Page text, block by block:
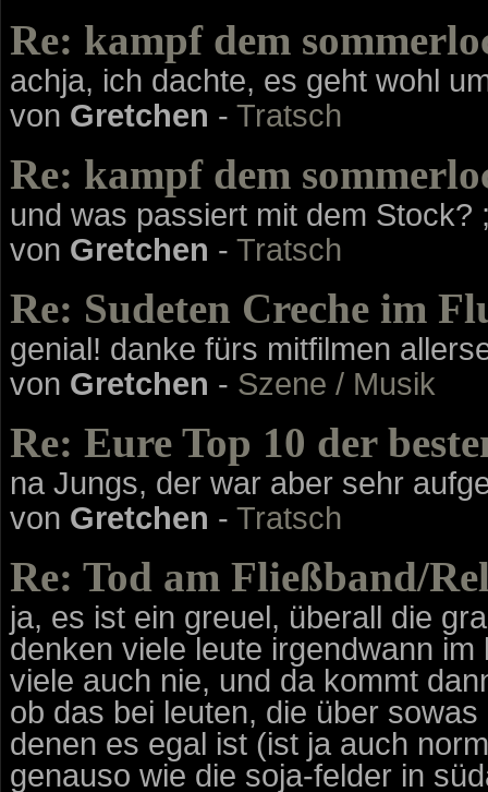
Re: kampf dem
achja, ich dachte, es geht wohl
von Gretchen - Tratsch
Re: kampf dem
und was passiert mit dem Stock?
von Gretchen - Tratsch
Re: Sudeten Creche im
genial! danke fürs mitfilmen
von Gretchen - Szene / Musik
Re: Eure Top 10 der
na Jungs, der war aber sehr
von Gretchen - Tratsch
Re: Tod am Fließband/
ja, es ist ein greuel, überall die
denken viele leute irgendwann
viele auch nie, und da kommt
ob das bei leuten, die über
denen es egal ist (ist ja auch
genauso wie die soja-felder in